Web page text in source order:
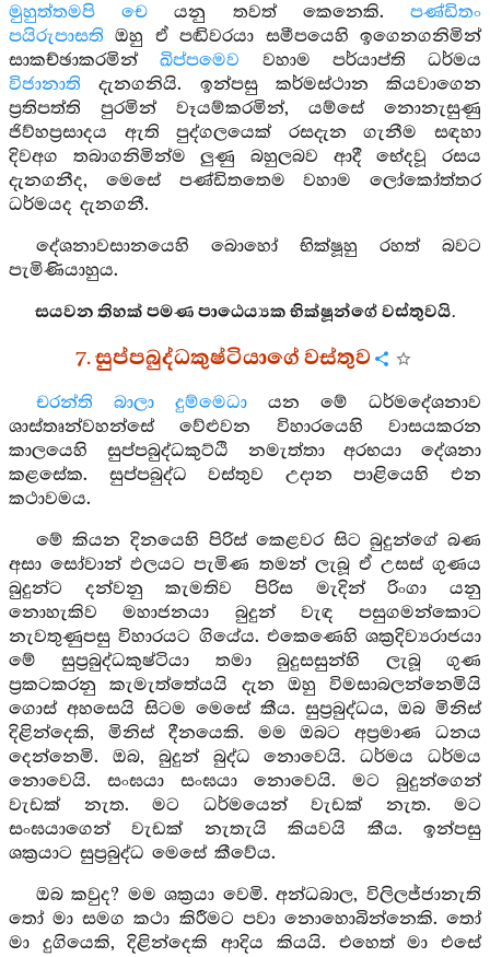
මුහුත්තමපි චෙ යනු තවත් කෙනෙකි.පණ්ඩිතං
පයිරුපාසති ඔහු ඒ පඬිවරයා සමීපයෙහි ඉගෙනගනිමින්
සාකච්ඡාකරමින්ඛිප්පමෙව වහාම පර්යාප්ති ධර්මය
විජානාති දැනගනියි. ඉන්පසු කර්මස්ථාන කියවාගෙන
ප්‍රතිපත්ති පුරමින් වෑයම්කරමින්, යම්සේ නොනැසුණු
ජිව්හප්‍රසාදය ඇති පුද්ගලයෙක් රසදැන ගැනීම සඳහා
දිවඅග තබාගනිමින්ම ලුණු බහුලබව ආදී භේදවූ රසය
දැනගනීද, මෙසේ පණ්ඩිතතෙම වහාම ලෝකෝත්තර
ධර්මයද දැනගනී.
දේශනාවසානයෙහි බොහෝ භික්ෂූහු රහත් බවට
පැමිණියාහුය.
සයවන තිහක් පමණ පාඨෙය්‍යක භික්ෂූන්ගේ වස්තුවයි.
7. සුප්පබුද්ධකුෂ්ටියාගේ වස්තුව
චරන්ති බාලා දුම්මෙධායන මේ ධර්මදේශනාව
ශාස්තෘන්වහන්සේ වේළුවන විහාරයෙහි වාසයකරන
කාලයෙහි සුප්පබුද්ධකුට්ඨි නමැත්තා අරභයා දේශනා
කළසේක. සුප්පබුද්ධ වස්තුව උදාන පාළියෙහි එන
කථාවමය.
මේ කියන දිනයෙහි පිරිස් කෙළවර සිට බුදුන්ගේ බණ
අසා සෝවාන් ඵලයට පැමිණ තමන් ලැබූ ඒ උසස් ගුණය
බුදුන්ට දන්වනු කැමතිව පිරිස මැදින් රිංගා යනු
නොහැකිව මහාජනයා බුදුන් වැඳ පසුගමන්කොට
නැවතුණුපසු විහාරයට ගියේය. එකෙණෙහි ශක්‍රදිව්‍යරාජයා
මේ සුප්‍රබුද්ධකුෂ්ටියා තමා බුදුසසුන්හි ලැබූ ගුණ
ප්‍රකටකරනු කැමැත්තේයයි දැන ඔහු විමසාබලන්නෙමියි
ගොස් අහසෙයි සිටම මෙසේ කීය. සුප්‍රබුද්ධය, ඔබ මිනිස්
දිළින්දෙකි, මිනිස් දීනයෙකි. මම ඔබට අප්‍රමාණ ධනය
දෙන්නෙමි. ඔබ, බුදුන් බුද්ධ නොවෙයි. ධර්මය ධර්මය
නොවෙයි. සංඝයා සංඝයා නොවෙයි. මට බුදුන්ගෙන්
වැඩක් නැත. මට ධර්මයෙන් වැඩක් නැත. මට
සංඝයාගෙන් වැඩක් නැතැයි කියවයි කීය. ඉන්පසු
ශක්‍රයාට සුප්‍රබුද්ධ මෙසේ කීවේය.
ඔබ කවුද? මම ශක්‍රයා වෙමි. අන්ධබාල, විලිලජ්ජානැති
තෝ මා සමග කථා කිරීමට පවා නොහොබින්නෙකි. තෝ
මා දුගියෙකි, දිළින්දෙකි ආදිය කියයි. එහෙත් මා එසේ